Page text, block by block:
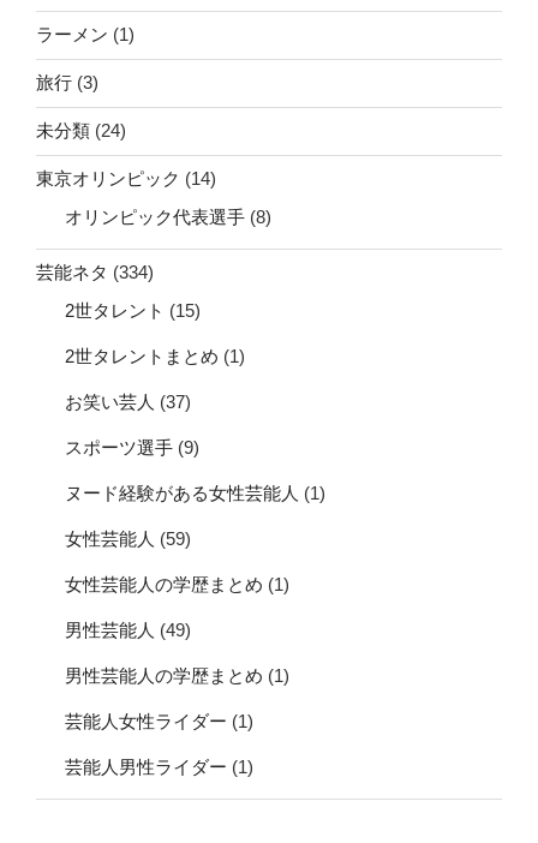
ラーメン (1)
旅行 (3)
未分類 (24)
東京オリンピック (14)
オリンピック代表選手 (8)
芸能ネタ (334)
2世タレント (15)
2世タレントまとめ (1)
お笑い芸人 (37)
スポーツ選手 (9)
ヌード経験がある女性芸能人 (1)
女性芸能人 (59)
女性芸能人の学歴まとめ (1)
男性芸能人 (49)
男性芸能人の学歴まとめ (1)
芸能人女性ライダー (1)
芸能人男性ライダー (1)